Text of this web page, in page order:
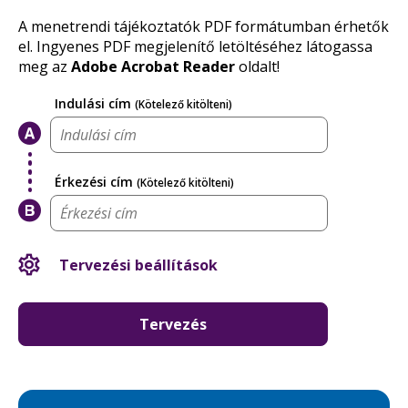
A menetrendi tájékoztatók PDF formátumban érhetők
el. Ingyenes PDF megjelenítő letöltéséhez látogassa
meg az Adobe Acrobat Readeroldalt!
Indulási cím (Kötelező kitölteni)
Érkezési cím (Kötelező kitölteni)
Tervezési beállítások
Tervezés